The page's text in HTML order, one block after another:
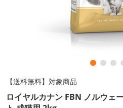
【送料無料】対象商品
ロイヤルカナン FBN ノルウェ